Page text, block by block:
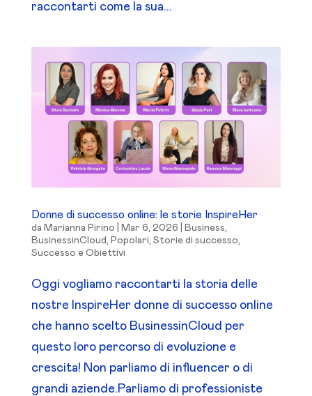
raccontarti come la sua...
Donne di successo online: le storie InspireHer
da Marianna Pirino Mar 6, 2026 Business
BusinessinCloud
Popolari Storie di successo
Successo e Obiettivi
Oggi vogliamo raccontarti la storia delle
nostre InspireHer donne di successo online
che hanno scelto BusinessinCloud per
questo loro percorso di evoluzione e
crescita! Non parliamo di influencer o di
grandi aziende.Parliamo di professioniste